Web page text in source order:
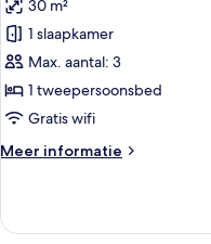
Superior
tweepersoonskamer
laden
30 m²
1 slaapkamer
Max. aantal: 3
1 tweepersoonsbed
Gratis wifi
Meer informatie
Meer
tweepersoonskamer